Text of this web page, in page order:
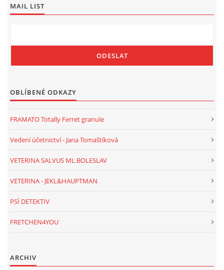
MAIL LIST
OBLÍBENÉ ODKAZY
FRAMATO Totally Ferret granule
Vedení účetnictví - Jana Tomaštíková
VETERINA SALVUS ML.BOLESLAV
VETERINA - JEKL&HAUPTMAN
PSÍ DETEKTIV
FRETCHEN4YOU
ARCHIV